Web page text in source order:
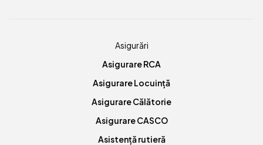
Asigurări
Asigurare RCA
Asigurare Locuință
Asigurare Călătorie
Asigurare CASCO
Asistență rutieră